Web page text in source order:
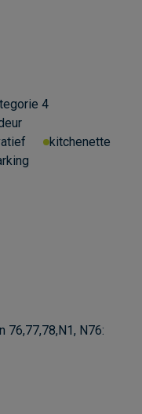
4
kitchenette
76,77,78,N1, N76: